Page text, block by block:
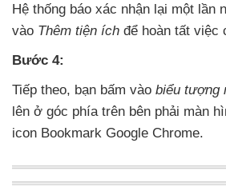
Hệ thống báo xác nhận lại một lần
vào Thêm tiện ích để hoàn tất việc
Bước 4:
Tiếp theo, bạn bấm vào biểu tượng
lên ở góc phía trên bên phải màn
icon Bookmark Google Chrome.